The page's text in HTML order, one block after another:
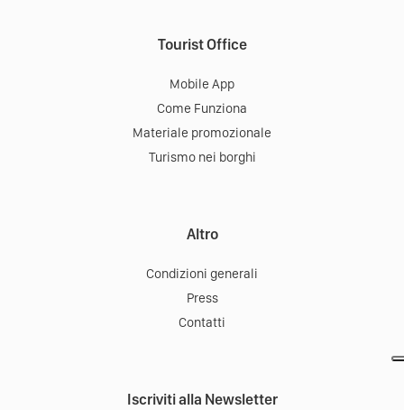
Tourist Office
Mobile App
Come Funziona
Materiale promozionale
Turismo nei borghi
Altro
Condizioni generali
Press
Contatti
Iscriviti alla Newsletter